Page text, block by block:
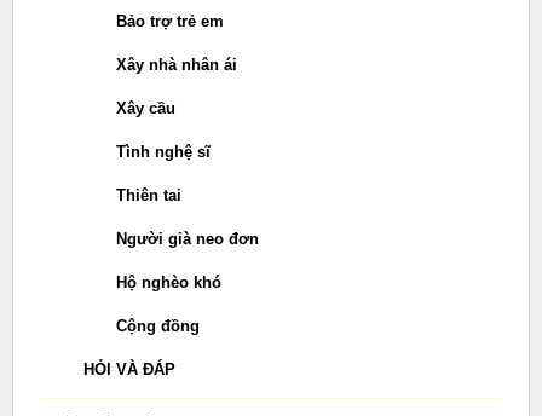
Bảo trợ trẻ em
Xây nhà nhân ái
Xây cầu
Tình nghệ sĩ
Thiên tai
Người già neo đơn
Hộ nghèo khó
Cộng đồng
HỎI VÀ ĐÁP